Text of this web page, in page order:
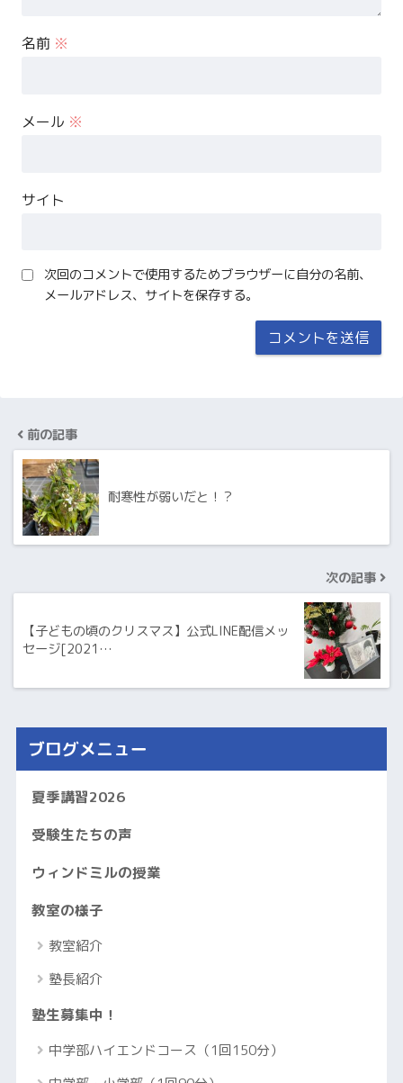
名前 ※
メール ※
サイト
次回のコメントで使用するためブラウザーに自分の名前、
メールアドレス、サイトを保存する。
前の記事
耐寒性が弱いだと！？
次の記事
【子どもの頃のクリスマス】公式LINE配信メッ
セージ[2021…
ブログメニュー
夏季講習2026
受験生たちの声
ウィンドミルの授業
教室の様子
教室紹介
塾長紹介
塾生募集中！
中学部ハイエンドコース（1回150分）